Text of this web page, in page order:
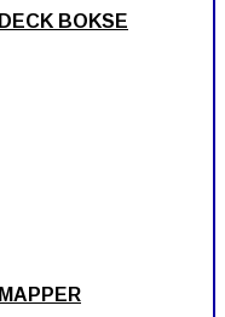
DECK BOKSE
MAPPER